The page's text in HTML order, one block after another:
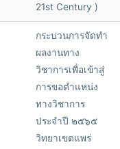
21st Century )
กระบวนการจัดทำ
ผลงานทาง
วิชาการเพื่อเข้าสู่
การขอตำแหน่ง
ทางวิชาการ
ประจำปี ๒๕๖๕
วิทยาเขตแพร่